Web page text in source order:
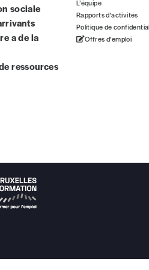
plusieurs numéros. Ce
sociale
a de la
ressources
L’équipe
Rapports d'activités
Politique de
Offres d'emploi